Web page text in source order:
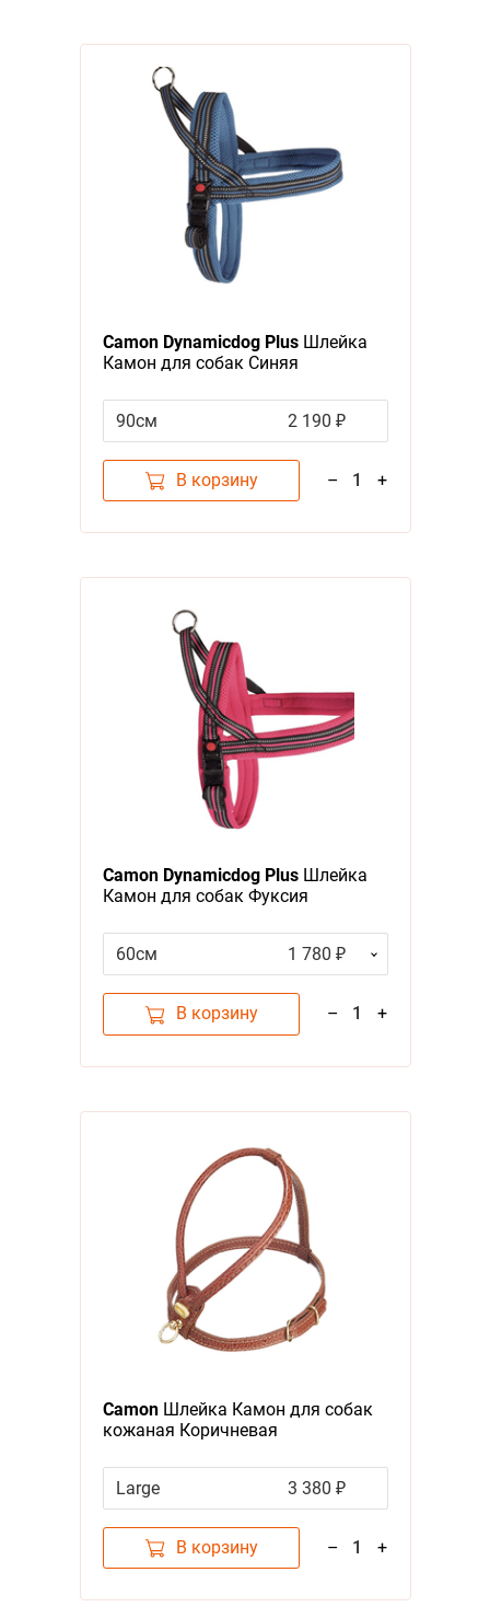
Camon Dynamicdog PlusШлейка
Камон для собак Синяя
90см 2 190 ₽
В корзину – 1 +
Camon Dynamicdog PlusШлейка
Камон для собак Фуксия
60см 1 780 ₽
В корзину – 1 +
CamonШлейка Камон для собак
кожаная Коричневая
Large 3 380 ₽
В корзину – 1 +